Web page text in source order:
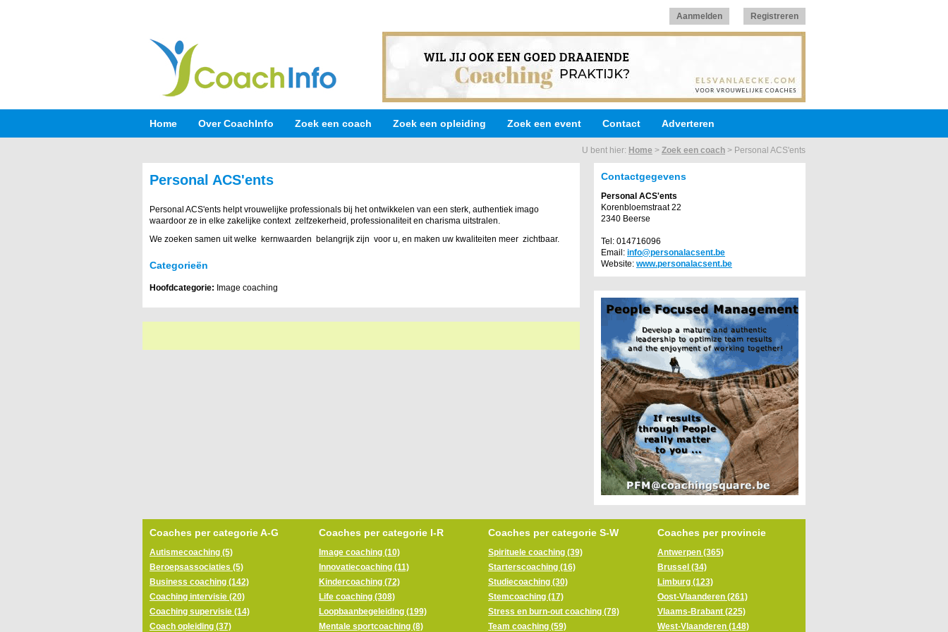
Aanmelden Registreren
Home Over CoachInfo Zoek een coach Zoek een opleiding Zoek een event Contact Adverteren
U bent hier: Home > Zoek een coach > Personal ACS'ents
Personal ACS'ents
Personal ACS'ents helpt vrouwelijke professionals bij het ontwikkelen van een sterk, authentiek imago
waardoor ze in elke zakelijke context zelfzekerheid, professionaliteit en charisma uitstralen.
We zoeken samen uit welke kernwaarden belangrijk zijn voor u, en maken uw kwaliteiten meer zichtbaar.
Categorieën
Hoofdcategorie: Image coaching
Contactgegevens
Personal ACS'ents
Korenbloemstraat 22
2340 Beerse
Tel: 014716096
Email: info@personalacsent.be
Website: www.personalacsent.be
Coaches per categorie A-G
Autismecoaching (5)
Beroepsassociaties (5)
Business coaching (142)
Coaching intervisie (20)
Coaching supervisie (14)
Coach opleiding (37)
Coaches per categorie I-R
Image coaching (10)
Innovatiecoaching (11)
Kindercoaching (72)
Life coaching (308)
Loopbaanbegeleiding (199)
Mentale sportcoaching (8)
Coaches per categorie S-W
Spirituele coaching (39)
Starterscoaching (16)
Studiecoaching (30)
Stemcoaching (17)
Stress en burn-out coaching (78)
Team coaching (59)
Coaches per provincie
Antwerpen (365)
Brussel (34)
Limburg (123)
Oost-Vlaanderen (261)
Vlaams-Brabant (225)
West-Vlaanderen (148)